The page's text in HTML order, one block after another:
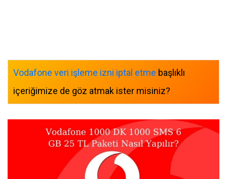
Vodafone veri işleme izni iptal etme başlıklı
içeriğimize de göz atmak ister misiniz?